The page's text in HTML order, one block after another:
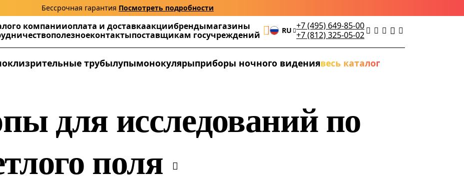
Бессрочная гарантия Посмотреть подробности
о компанииоплата и доставкаакциибрендымагазины
полезноеконтактыпоставщикам госучреждений RU +7 (495) 649-85-00
+7 (812) 325-05-02
зрительные трубылупымонокулярыприборы ночного видениявесь каталог
для исследований по
поля